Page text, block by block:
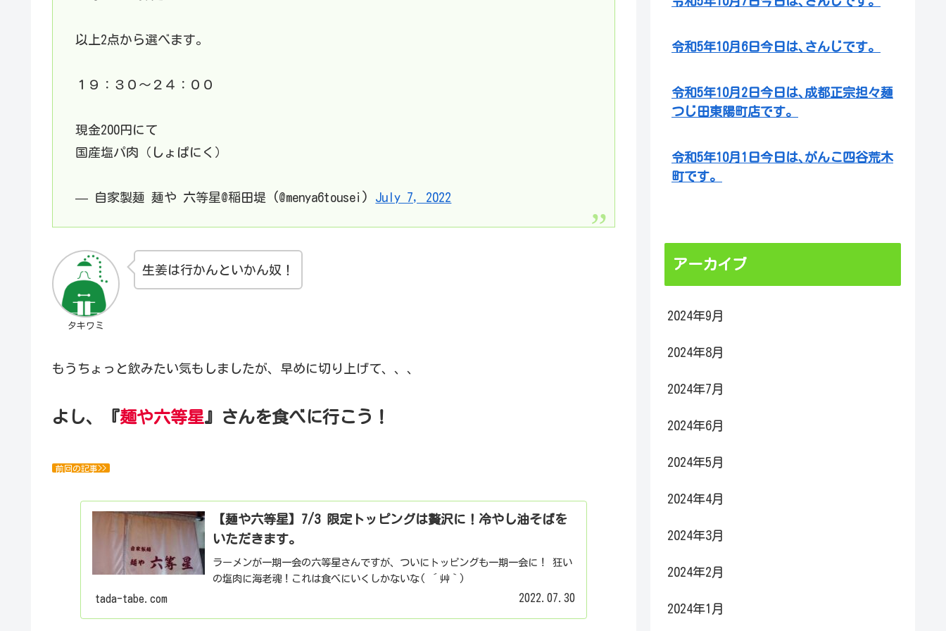
以上2点から選べます。
１９：３０〜２４：００
現金200円にて
国産塩パ肉（しょぱにく）
— 自家製麺 麺や 六等星@稲田堤 (@menya6tousei) July 7, 2022
タキワミ
生姜は行かんといかん奴！
もうちょっと飲みたい気もしましたが、早めに切り上げて、、、
よし、『麺や六等星』さんを食べに行こう！
前回の記事>>
【麺や六等星】7/3 限定トッピングは贅沢に！冷やし油そばを
いただきます。
ラーメンが一期一会の六等星さんですが、ついにトッピングも一期一会に！ 狂い
の塩肉に海老魂！これは食べにいくしかないな( ´艸｀)
tada-tabe.com 2022.07.30
令和5年10月6日今日は､さんじです。
令和5年10月2日今日は､成都正宗担々麺
つじ田東陽町店です。
令和5年10月1日今日は､がんこ四谷荒木
町です。
アーカイブ
2024年9月
2024年8月
2024年7月
2024年6月
2024年5月
2024年4月
2024年3月
2024年2月
2024年1月